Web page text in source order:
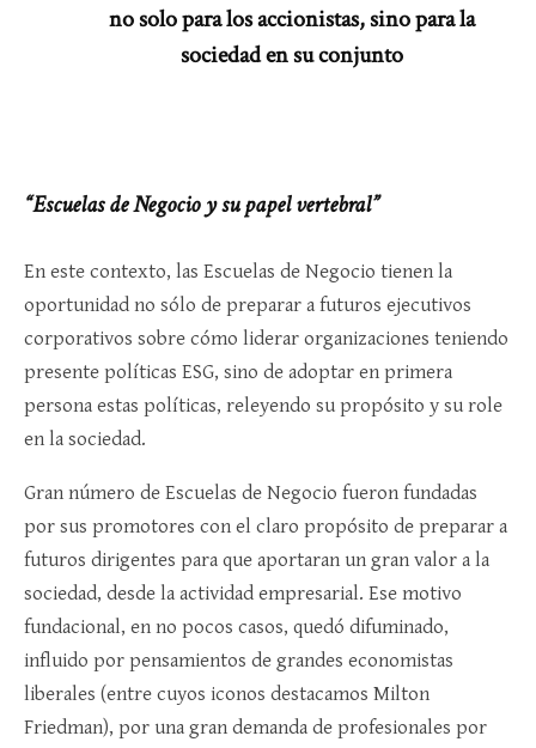
no solo para los accionistas, sino para la
sociedad en su conjunto
“Escuelas de Negocio y su papel vertebral”
En este contexto, las Escuelas de Negocio tienen la
oportunidad no sólo de preparar a futuros ejecutivos
corporativos sobre cómo liderar organizaciones teniendo
presente políticas ESG, sino de adoptar en primera
persona estas políticas, releyendo su propósito y su role
en la sociedad.
Gran número de Escuelas de Negocio fueron fundadas
por sus promotores con el claro propósito de preparar a
futuros dirigentes para que aportaran un gran valor a la
sociedad, desde la actividad empresarial. Ese motivo
fundacional, en no pocos casos, quedó difuminado,
influido por pensamientos de grandes economistas
liberales (entre cuyos iconos destacamos Milton
Friedman), por una gran demanda de profesionales por